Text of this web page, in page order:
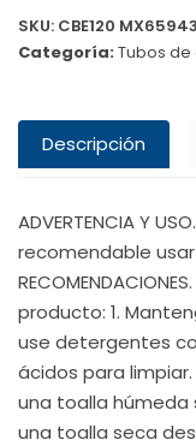
SKU: CBE120 MX65943
Categoría:Tubos
Descripción
ADVERTENCIA Y
recomendable usar
producto: 1.
use detergentes
ácidos para
una toalla húmeda
una toalla seca